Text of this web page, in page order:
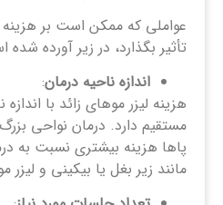
عواملی که ممکن است بر
تأثیر بگذارد، در زیر آورده
اندازه ناحیه درمان:
هزینه لیزر موهای زائد با
مستقیم دارد. درمان نواحی
پاها هزینه بیشتری نسبت به
مانند زیر بغل یا بیکینی و